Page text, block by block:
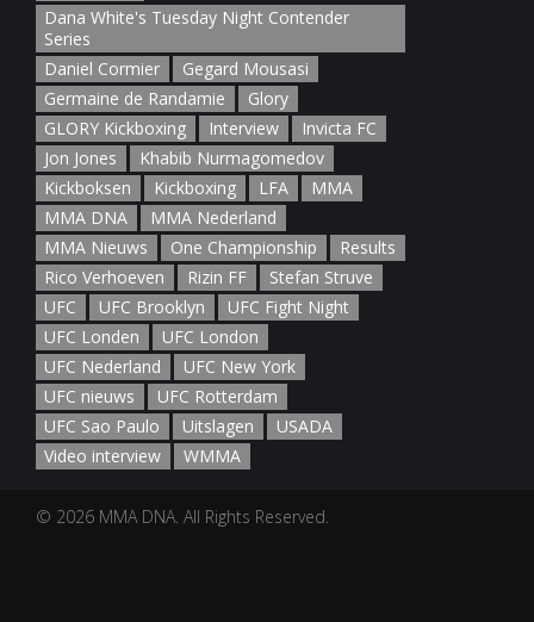
Dana White's Tuesday Night Contender
Series
Daniel Cormier
Gegard Mousasi
Germaine de Randamie
Glory
GLORY Kickboxing
Interview
Invicta FC
Jon Jones
Khabib Nurmagomedov
Kickboksen
Kickboxing LFA
MMA
MMA DNA
MMA Nederland
MMA Nieuws
One Championship
Results
Rico Verhoeven
Rizin FF
Stefan Struve
UFC
UFC Brooklyn
UFC Fight Night
UFC Londen
UFC London
UFC Nederland
UFC New York
UFC nieuws
UFC Rotterdam
UFC Sao Paulo
Uitslagen
USADA
Video interview
WMMA
© 2026 MMA DNA. All Rights Reserved.